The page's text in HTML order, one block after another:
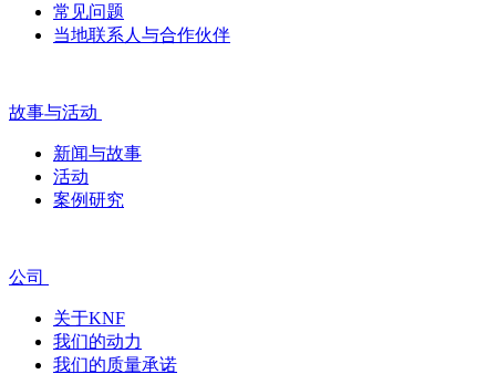
常见问题
当地联系人与合作伙伴
故事与活动
新闻与故事
活动
案例研究
公司
关于KNF
我们的动力
我们的质量承诺